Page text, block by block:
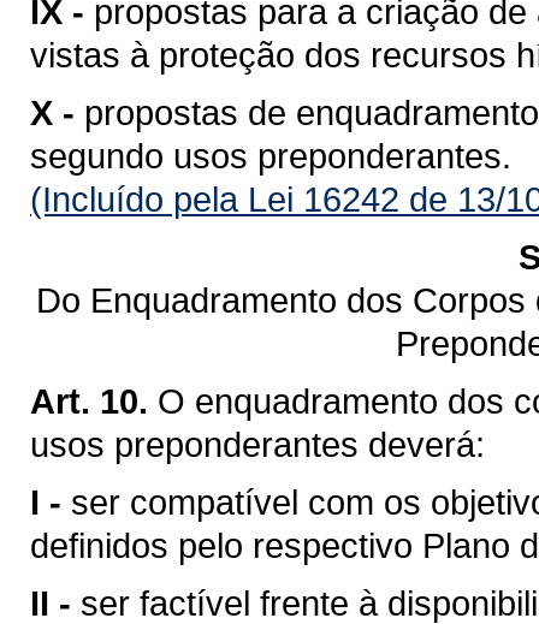
IX - propostas para a criação
vistas à proteção dos recursos
X - propostas de
segundo usos preponderantes.
(Incluído pela Lei 16242 de 13/
Do Enquadramento dos
Art. 10. O enquadramento dos
usos preponderantes deverá:
I - ser compatível com os
definidos pelo respectivo Plano
II - ser factível frente à